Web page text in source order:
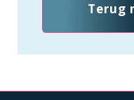
Terug